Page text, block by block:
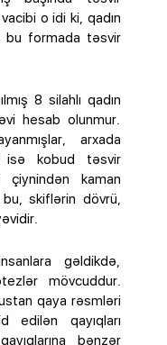
o idi ki, qadın
bu formada təsvir
8 silahlı qadın
hesab olunmur.
arxada
isə kobud təsvir
çiynindən kaman
bu, skiflərin dövrü,
gəldikdə,
mövcuddur.
qaya rəsmləri
edilən qayıqları
bənzər